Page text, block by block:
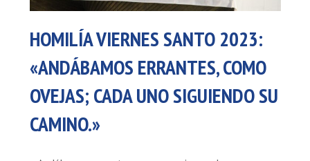
HOMILÍA VIERNES SANTO 2023:
«ANDÁBAMOS ERRANTES, COMO
OVEJAS; CADA UNO SIGUIENDO SU
CAMINO.»